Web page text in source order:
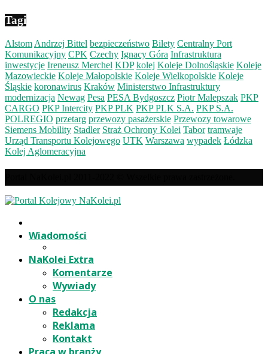
Tagi
Alstom Andrzej Bittel bezpieczeństwo Bilety Centralny Port
Komunikacyjny CPK Czechy Ignacy Góra Infrastruktura
inwestycje Ireneusz Merchel KDP kolej Koleje Dolnośląskie Koleje
Mazowieckie Koleje Małopolskie Koleje Wielkopolskie Koleje
Śląskie koronawirus Kraków Ministerstwo Infrastruktury
modernizacja Newag Pesa PESA Bydgoszcz Piotr Malepszak PKP
CARGO PKP Intercity PKP PLK PKP PLK S.A. PKP S.A.
POLREGIO przetarg przewozy pasażerskie Przewozy towarowe
Siemens Mobility Stadler Straż Ochrony Kolei Tabor tramwaje
Urząd Transportu Kolejowego UTK Warszawa wypadek Łódzka
Kolej Aglomeracyjna
Wiadomości
NaKolei Extra
Komentarze
Wywiady
O nas
Redakcja
Reklama
Kontakt